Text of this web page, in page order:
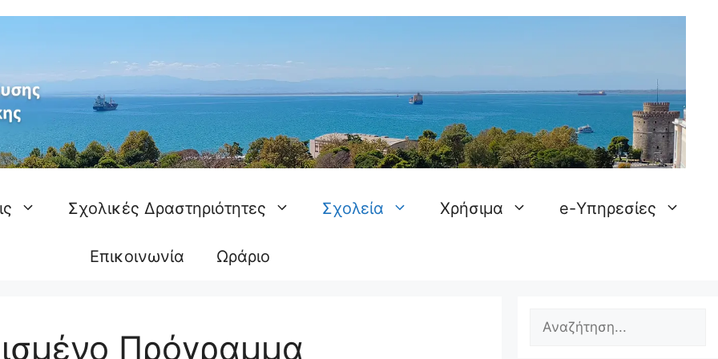
Σχολικές Δραστηριότητες Σχολεία Χρήσιμα e-Υπηρεσίες
Επικοινωνία Ωράριο
Πρόγραμμα